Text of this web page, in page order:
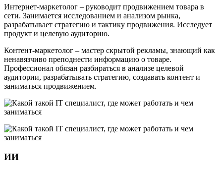
Интернет-маркетолог – руководит продвижением товара в
сети. Занимается исследованием и анализом рынка,
разрабатывает стратегию и тактику продвижения. Исследует
продукт и целевую аудиторию.
Контент-маркетолог – мастер скрытой рекламы, знающий как
ненавязчиво преподнести информацию о товаре.
Профессионал обязан разбираться в анализе целевой
аудитории, разрабатывать стратегию, создавать контент и
заниматься продвижением.
ИИ